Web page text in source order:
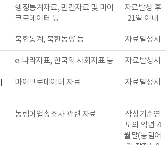
행정통계자료, 민간자료 및 마이
크로데이터 등
자료발생 후
21일 이내
북한통계, 북한동향 등 자료발생시
e-나라지표, 한국의 사회지표 등 자료발생시
마이크로데이터 자료 자료발생시
농림어업총조사 관련 자료
작성기준연
도의 익년 4
월말(농림어